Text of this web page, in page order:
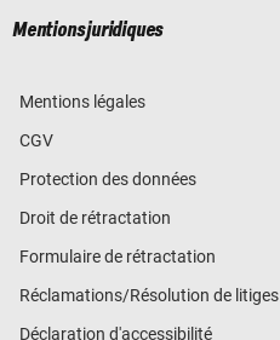
Mentions juridiques
Mentions légales
CGV
Protection des données
Droit de rétractation
Formulaire de rétractation
Réclamations/Résolution de litiges
Déclaration d'accessibilité